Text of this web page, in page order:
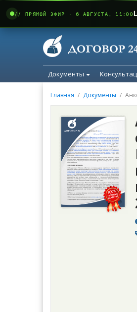
Документы
Главная Документы
// ПРЯМОЙ ЭФИР · 6 АВГУСТА, 11:00